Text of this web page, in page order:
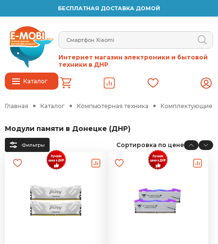
БЕСПЛАТНАЯ ДОСТАВКА ДОМОЙ
Каталог
Интернет магазин электроники и бытовой
техники в ДНР
Главная Каталог Компьютерная техника Комплектующие
Модули памяти в Донецке (ДНР)
Фильтры Сортировка по цене